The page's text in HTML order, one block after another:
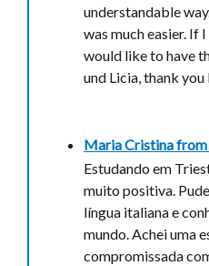
understandable
was much easier. If
would like to have
und Licia, thank
Maria Cristina from
Estudando em
muito positiva.
língua italiana e
mundo. Achei uma
compromissada